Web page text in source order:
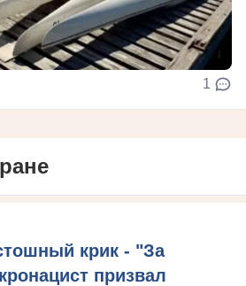
1
крик - "За
призвал